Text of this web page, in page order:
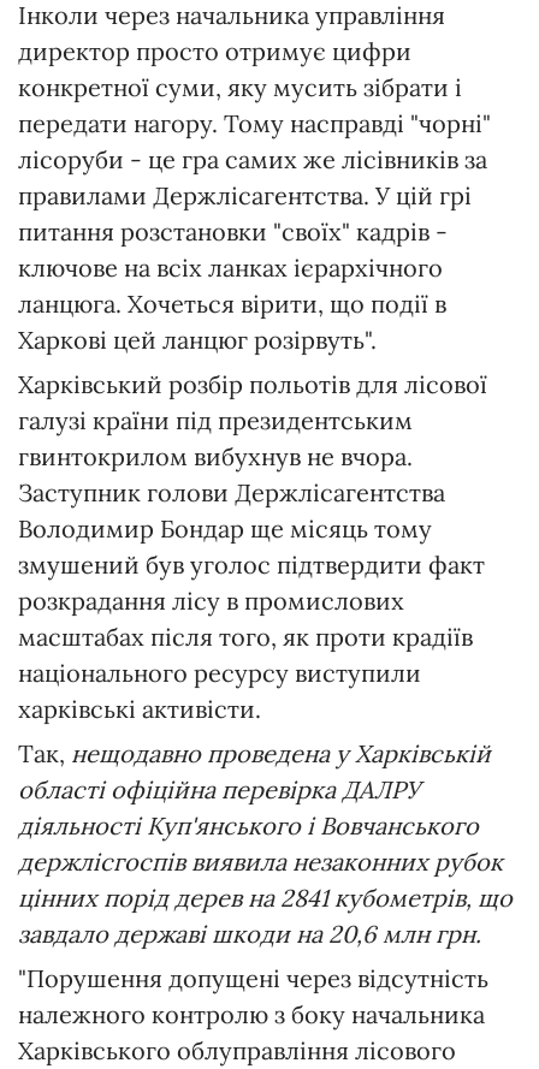
Інколи через начальника управління
директор просто отримує цифри
конкретної суми, яку мусить зібрати і
передати нагору. Тому насправді "чорні"
лісоруби - це гра самих же лісівників за
правилами Держлісагентства. У цій грі
питання розстановки "своїх" кадрів -
ключове на всіх ланках ієрархічного
ланцюга. Хочеться вірити, що події в
Харкові цей ланцюг розірвуть".
Харківський розбір польотів для лісової
галузі країни під президентським
гвинтокрилом вибухнув не вчора.
Заступник голови Держлісагентства
Володимир Бондар ще місяць тому
змушений був уголос підтвердити факт
розкрадання лісу в промислових
масштабах після того, як проти крадіїв
національного ресурсу виступили
харківські активісти.
Так, нещодавно проведена у Харківській
області офіційна перевірка ДАЛРУ
діяльності Куп'янського і Вовчанського
держлісгоспів виявила незаконних рубок
цінних порід дерев на 2841 кубометрів, що
завдало державі шкоди на 20,6 млн грн.
"Порушення допущені через відсутність
належного контролю з боку начальника
Харківського облуправління лісового